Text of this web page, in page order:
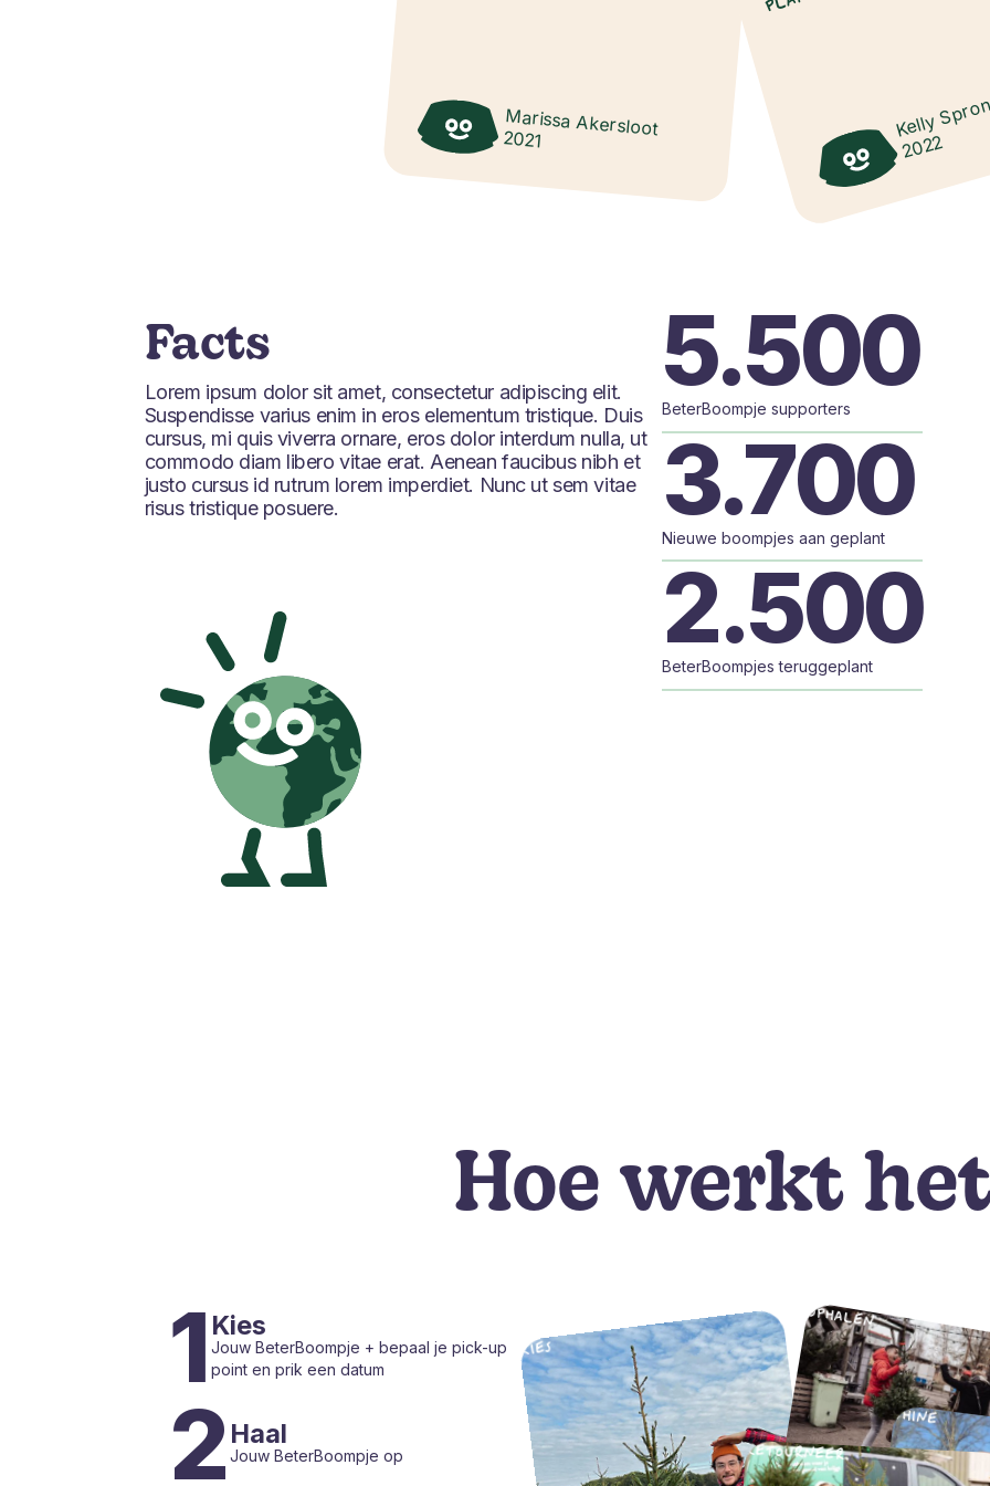
Marissa Akersloot
2021 Kelly
2022
Facts
Lorem ipsum dolor sit amet, consectetur adipiscing elit.
Suspendisse varius enim in eros elementum tristique. Duis
cursus, mi quis viverra ornare, eros dolor interdum nulla, ut
commodo diam libero vitae erat. Aenean faucibus nibh et
justo cursus id rutrum lorem imperdiet. Nunc ut sem vitae
risus tristique posuere.
5.500
BeterBoompje supporters
3.700
Nieuwe boompjes aan geplant
2.500
BeterBoompjes teruggeplant
Hoe werkt
1 Kies
Jouw BeterBoompje + bepaal je pick-up
point en prik een datum
2 Haal
Jouw BeterBoompje op
KIES
OPHALEN
SHINE
RETOURNEER
HERPLANTEN